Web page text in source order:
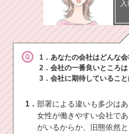
1．あなたの会社はどんな
2．会社の一番良いところは
3．会社に期待していること
1．部署による違いも多少は
女性が働きやすい会社で
がいるからか、旧態依然